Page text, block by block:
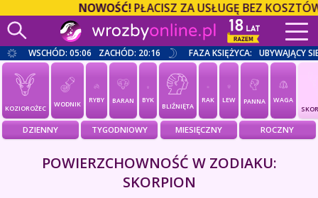
NOWOŚĆ!PŁACISZ ZA USŁUGĘ BEZ KOSZTÓW
WSCHÓD: 05:06 ZACHÓD: 20:16 FAZA KSIĘŻYCA: UBYWAJĄCY
KOZIOROŻEC WODNIK RYBY BARAN BYK
BLIŹNIĘTA
RAK LEW PANNA
WAGA
DZIENNY TYGODNIOWY MIESIĘCZNY ROCZNY
POWIERZCHOWNOŚĆ W ZODIAKU:
SKORPION